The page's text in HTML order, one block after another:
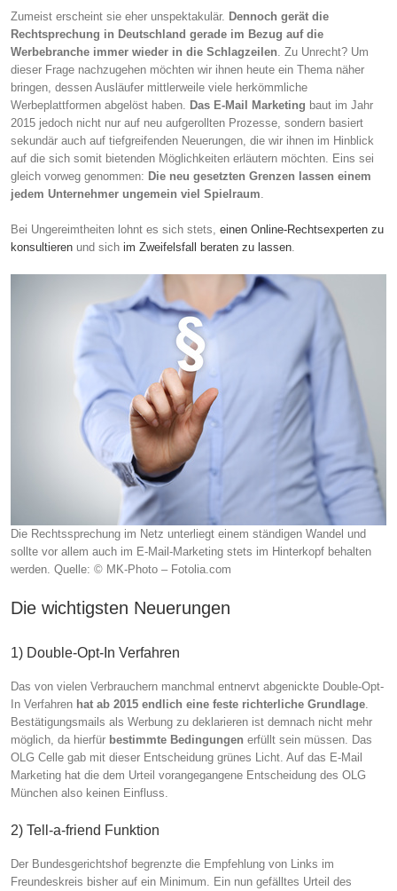
Zumeist erscheint sie eher unspektakulär. Dennoch gerät die
Rechtsprechung in Deutschland gerade im Bezug auf die
Werbebranche immer wieder in die Schlagzeilen. Zu Unrecht? Um
dieser Frage nachzugehen möchten wir ihnen heute ein Thema näher
bringen, dessen Ausläufer mittlerweile viele herkömmliche
Werbeplattformen abgelöst haben. Das E-Mail Marketing baut im Jahr
2015 jedoch nicht nur auf neu aufgerollten Prozesse, sondern basiert
sekundär auch auf tiefgreifenden Neuerungen, die wir ihnen im Hinblick
auf die sich somit bietenden Möglichkeiten erläutern möchten. Eins sei
gleich vorweg genommen: Die neu gesetzten Grenzen lassen einem
jedem Unternehmer ungemein viel Spielraum.
Bei Ungereimtheiten lohnt es sich stets, einen Online-Rechtsexperten zu
konsultieren und sich im Zweifelsfall beraten zu lassen.
Die Rechtssprechung im Netz unterliegt einem ständigen Wandel und
sollte vor allem auch im E-Mail-Marketing stets im Hinterkopf behalten
werden. Quelle: © MK-Photo – Fotolia.com
Die wichtigsten Neuerungen
1) Double-Opt-In Verfahren
Das von vielen Verbrauchern manchmal entnervt abgenickte Double-Opt-
In Verfahren hat ab 2015 endlich eine feste richterliche Grundlage
Bestätigungsmails als Werbung zu deklarieren ist demnach nicht mehr
möglich, da hierfür bestimmte Bedingungen erfüllt sein müssen. Das
OLG Celle gab mit dieser Entscheidung grünes Licht. Auf das E-Mail
Marketing hat die dem Urteil vorangegangene Entscheidung des OLG
München also keinen Einfluss.
2) Tell-a-friend Funktion
Der Bundesgerichtshof begrenzte die Empfehlung von Links im
Freundeskreis bisher auf ein Minimum. Ein nun gefälltes Urteil des